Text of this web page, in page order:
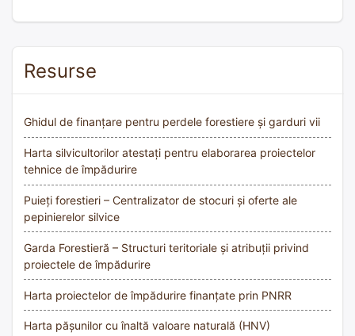
Resurse
Ghidul de finanțare pentru perdele forestiere și garduri vii
Harta silvicultorilor atestați pentru elaborarea proiectelor
tehnice de împădurire
Puieți forestieri – Centralizator de stocuri și oferte ale
pepinierelor silvice
Garda Forestieră – Structuri teritoriale și atribuții privind
proiectele de împădurire
Harta proiectelor de împădurire finanțate prin PNRR
Harta pășunilor cu înaltă valoare naturală (HNV)